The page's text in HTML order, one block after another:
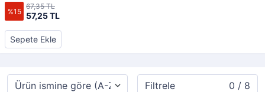
%15 57,25 TL
67,35 TL
Sepete Ekle
Filtrele 0 / 8